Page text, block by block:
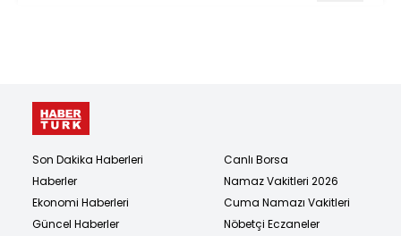
Son Dakika Haberleri
Haberler
Ekonomi Haberleri
Güncel Haberler
Canlı Borsa
Namaz Vakitleri 2026
Cuma Namazı Vakitleri
Nöbetçi Eczaneler